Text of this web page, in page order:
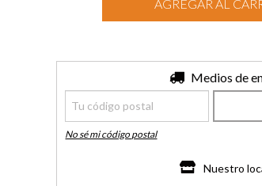
Medios de
No sé mi código postal
Nuestro